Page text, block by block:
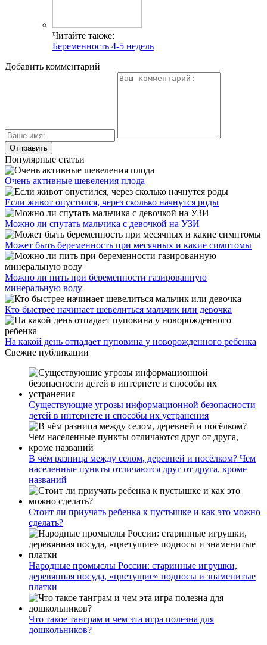
Читайте также:
Беременность 4-5 недель
Добавить комментарий
Популярные статьи
Очень активные шевеления плода
Если живот опустился, через сколько начнутся роды
Можно ли спутать мальчика с девочкой на УЗИ
Может быть беременность при месячных и какие симптомы
Можно ли пить при беременности газированную
минеральную воду
Кто быстрее начинает шевелиться мальчик или девочка
На какой день отпадает пуповина у новорожденного ребенка
Свежие публикации
Существующие угрозы информационной безопасности
детей в интернете и способы их устранения
В чём разница между селом, деревней и посёлком? Чем
населенные пункты отличаются друг от друга, кроме
названий
Стоит ли приучать ребенка к пустышке и как это можно
сделать?
Народные промыслы России: старинные игрушки,
деревянная посуда, «цветущие» подносы и знаменитые
платки
Что такое танграм и чем эта игра полезна для
дошкольников?